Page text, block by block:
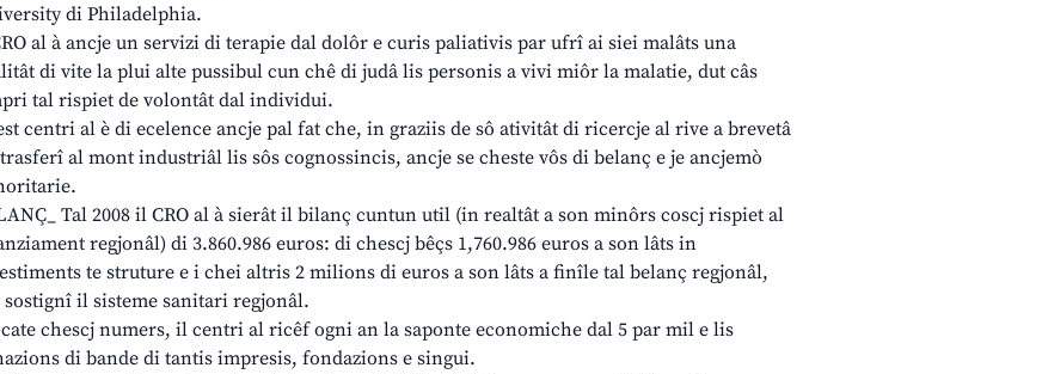
di Philadelphia.
al à ancje un servizi di terapie dal dolôr e curis paliativis par ufrî ai siei malâts una
di vite la plui alte pussibul cun chê di judâ lis personis a vivi miôr la malatie, dut câs
tal rispiet de volontât dal individui.
centri al è di ecelence ancje pal fat che, in graziis de sô ativitât di ricercje al rive a brevetâ
al mont industriâl lis sôs cognossincis, ancje se cheste vôs di belanç e je ancjemò
Tal 2008 il CRO al à sierât il bilanç cuntun util (in realtât a son minôrs coscj rispiet al
regjonâl) di 3.860.986 euros: di chescj bêçs 1,760.986 euros a son lâts in
te struture e i chei altris 2 milions di euros a son lâts a finîle tal belanç regjonâl,
sostignî il sisteme sanitari regjonâl.
chescj numers, il centri al ricêf ogni an la saponte economiche dal 5 par mil e lis
di bande di tantis impresis, fondazions e singui.